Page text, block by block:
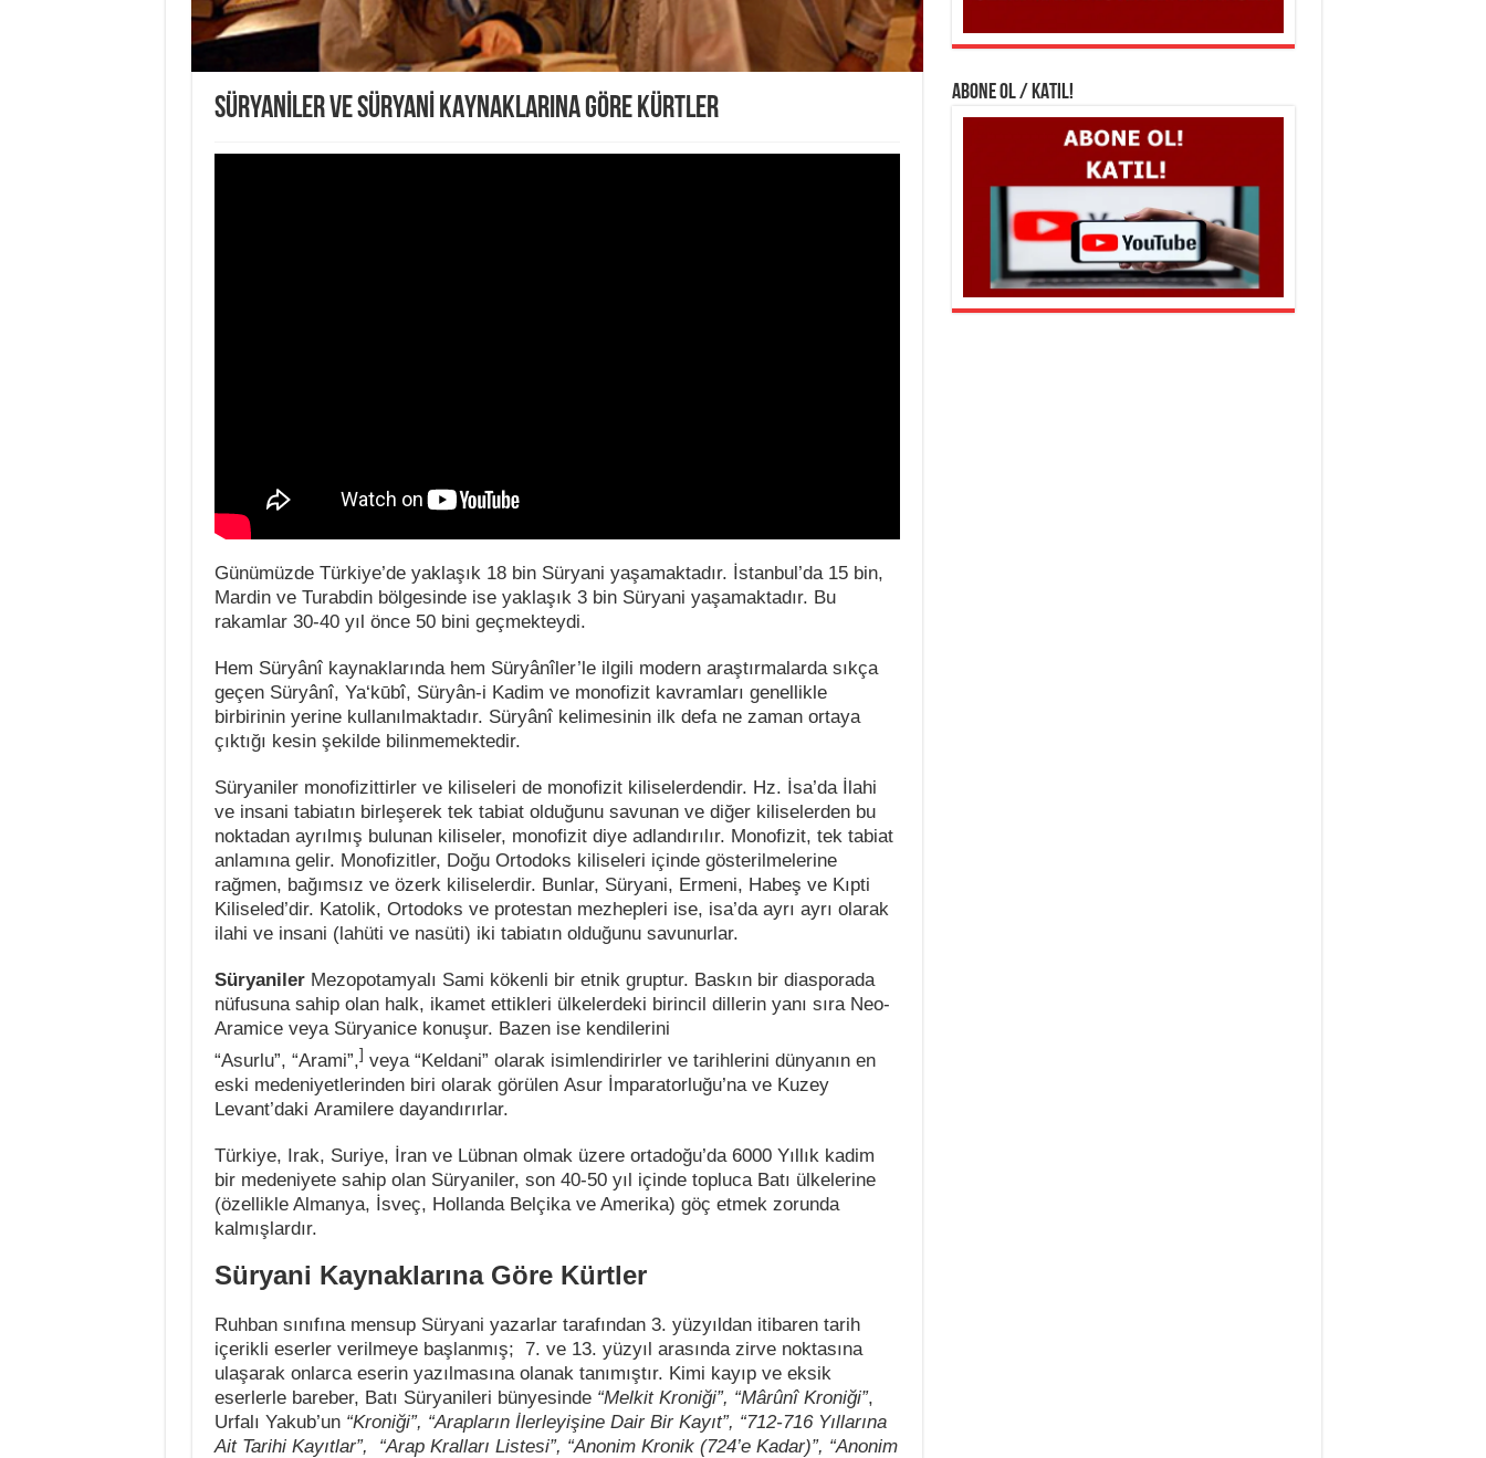
SÜRYANİLER VE SÜRYANİ KAYNAKLARINA GÖRE KÜRTLER
Günümüzde Türkiye’de yaklaşık 18 bin Süryani yaşamaktadır. İstanbul’da 15 bin,
Mardin ve Turabdin bölgesinde ise yaklaşık 3 bin Süryani yaşamaktadır. Bu
rakamlar 30-40 yıl önce 50 bini geçmekteydi.
Hem Süryânî kaynaklarında hem Süryânîler’le ilgili modern araştırmalarda sıkça
geçen Süryânî, Ya‘kūbî, Süryân-i Kadim ve monofizit kavramları genellikle
birbirinin yerine kullanılmaktadır. Süryânî kelimesinin ilk defa ne zaman ortaya
çıktığı kesin şekilde bilinmemektedir.
Süryaniler monofizittirler ve kiliseleri de monofizit kiliselerdendir. Hz. İsa’da İlahi
ve insani tabiatın birleşerek tek tabiat olduğunu savunan ve diğer kiliselerden bu
noktadan ayrılmış bulunan kiliseler, monofizit diye adlandırılır. Monofizit, tek tabiat
anlamına gelir. Monofizitler, Doğu Ortodoks kiliseleri içinde gösterilmelerine
rağmen, bağımsız ve özerk kiliselerdir. Bunlar, Süryani, Ermeni, Habeş ve Kıpti
Kiliseled’dir. Katolik, Ortodoks ve protestan mezhepleri ise, isa’da ayrı ayrı olarak
ilahi ve insani (lahüti ve nasüti) iki tabiatın olduğunu savunurlar.
SüryanilerMezopotamyalı Sami kökenli bir etnik gruptur. Baskın bir diasporada
nüfusuna sahip olan halk, ikamet ettikleri ülkelerdeki birincil dillerin yanı sıra Neo-
Aramice veya Süryanice konuşur. Bazen ise kendilerini
“Asurlu”, “Arami”,] veya “Keldani” olarak isimlendirirler ve tarihlerini dünyanın en
eski medeniyetlerinden biri olarak görülen Asur İmparatorluğu’na ve Kuzey
Levant’daki Aramilere dayandırırlar.
Türkiye, Irak, Suriye, İran ve Lübnan olmak üzere ortadoğu’da 6000 Yıllık kadim
bir medeniyete sahip olan Süryaniler, son 40-50 yıl içinde topluca Batı ülkelerine
(özellikle Almanya, İsveç, Hollanda Belçika ve Amerika) göç etmek zorunda
kalmışlardır.
Süryani Kaynaklarına Göre Kürtler
Ruhban sınıfına mensup Süryani yazarlar tarafından 3. yüzyıldan itibaren tarih
içerikli eserler verilmeye başlanmış; 7. ve 13. yüzyıl arasında zirve noktasına
ulaşarak onlarca eserin yazılmasına olanak tanımıştır. Kimi kayıp ve eksik
eserlerle bareber, Batı Süryanileri bünyesinde “Melkit Kroniği”, “Mârûnî Kroniği”,
Urfalı Yakub’un “Kroniği”, “Arapların İlerleyişine Dair Bir Kayıt”, “712-716 Yıllarına
Ait Tarihi Kayıtlar”, “Arap Kralları Listesi”, “Anonim Kronik (724’e Kadar)”, “Anonim
ABONE OL / KATIL!